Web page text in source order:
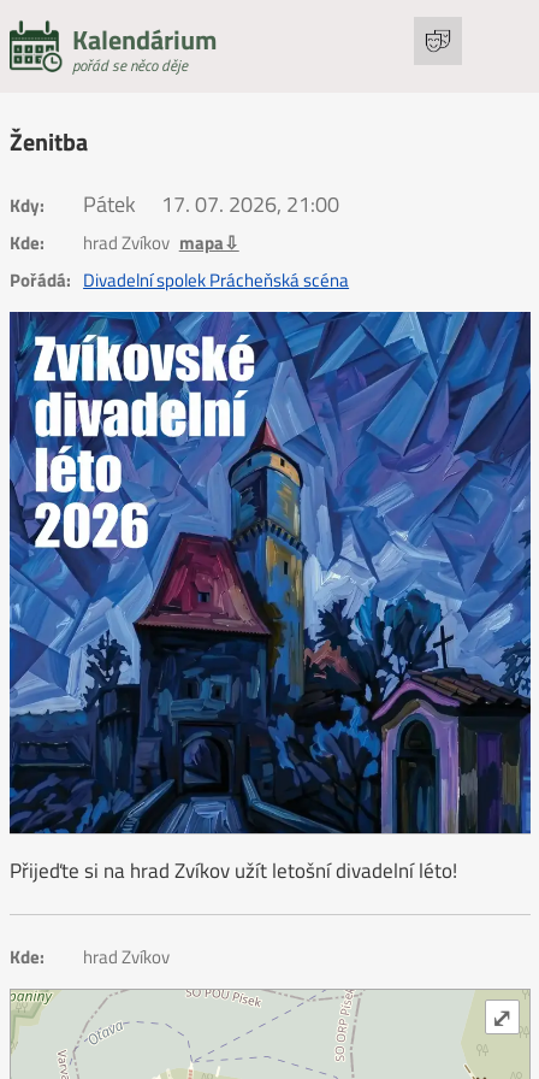
Kalendárium
pořád se něco děje
Ženitba
Kdy: Pátek 17. 07. 2026, 21:00
Kde: hrad Zvíkov mapa⇩
Pořádá: Divadelní spolek Prácheňská scéna
Přijeďte si na hrad Zvíkov užít letošní divadelní léto!
Kde: hrad Zvíkov
⤢